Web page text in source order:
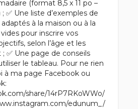
(format 8,5 x 11 po –
✅ Une liste d’exemples de
à la maison ou à la
vides pour inscrire vos
selon l’âge et les
✅ Une page de conseils
le tableau. Pour ne rien
à ma page Facebook ou
share/14rP7RKoWWo/
edunum_/